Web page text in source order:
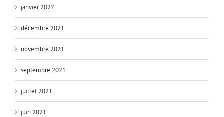
janvier 2022
décembre 2021
novembre 2021
septembre 2021
juillet 2021
juin 2021